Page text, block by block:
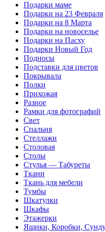
Подарки маме
Подарки на 23 Февраля
Подарки на 8 Марта
Подарки на новоселье
Подарки на Пасху
Подарки Новый Год
Подносы
Подставки для цветов
Покрывала
Полки
Прихожая
Разное
Рамки для фотографий
Свет
Спальня
Стеллажи
Столовая
Столы
Стулья — Табуреты
Ткани
Ткань для мебели
Тумбы
Шкатулки
Шкафы
Этажерки
Ящики, Коробки,